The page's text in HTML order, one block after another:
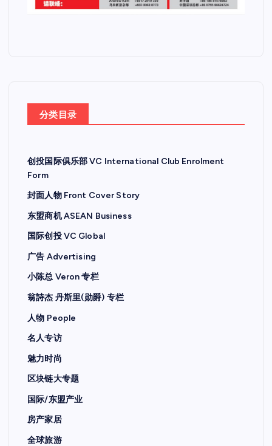
分类目录
创投国际俱乐部 VC International Club Enrolment
Form
封面人物 Front Cover Story
东盟商机 ASEAN Business
国际创投 VC Global
广告 Advertising
小陈总 Veron 专栏
翁詩杰 丹斯里(勋爵) 专栏
人物 People
名人专访
魅力时尚
区块链大专题
国际/东盟产业
房产家居
全球旅游